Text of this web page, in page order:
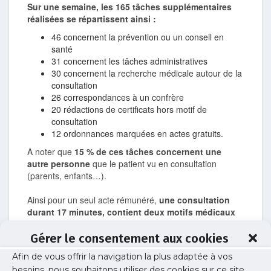
Gérer le consentement aux cookies
Afin de vous offrir la navigation la plus adaptée à vos
Sur une semaine, les 165 tâches supplémentaires
réalisées se répartissent ainsi :
46 concernent la prévention ou un conseil en
santé
31 concernent les tâches administratives
30 concernent la recherche médicale autour de la
consultation
26 correspondances à un confrère
20 rédactions de certificats hors motif de
consultation
12 ordonnances marquées en actes gratuits.
A noter que 15 % de ces tâches concernent une
autre personne que le patient vu en consultation
(parents, enfants…).
Ainsi pour un seul acte rémunéré,une consultation
durant 17 minutes, contient deux motifs médicaux
* Enquête URPS médecins Ile-de-France / SMSI menée
auprès des médecins généralistes franciliens entre juin